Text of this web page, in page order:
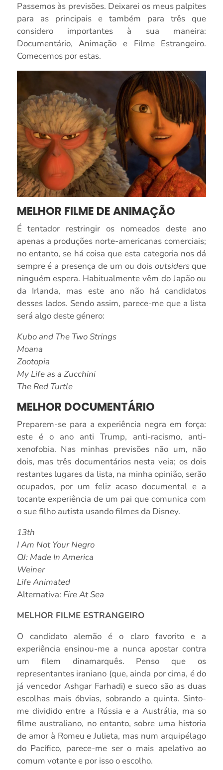
Passemos às previsões. Deixarei os meus palpites
para as principais e também para três que
considero importantes à sua maneira:
Documentário, Animação e Filme Estrangeiro.
Comecemos por estas.
MELHOR FILME DE ANIMAÇÃO
É tentador restringir os nomeados deste ano
apenas a produções norte-americanas comerciais;
no entanto, se há coisa que esta categoria nos dá
sempre é a presença de um ou dois outsidersque
ninguém espera. Habitualmente vêm do Japão ou
da Irlanda, mas este ano não há candidatos
desses lados. Sendo assim, parece-me que a lista
será algo deste género:
Kubo and The Two Strings
Moana
Zootopia
My Life as a Zucchini
The Red Turtle
MELHOR DOCUMENTÁRIO
Preparem-se para a experiência negra em força:
este é o ano anti Trump, anti-racismo, anti-
xenofobia. Nas minhas previsões não um, não
dois, mas três documentários nesta veia; os dois
restantes lugares da lista, na minha opinião, serão
ocupados, por um feliz acaso documental e a
tocante experiência de um pai que comunica com
o sue filho autista usando filmes da Disney.
13th
I Am Not Your Negro
OJ: Made In America
Weiner
Life Animated
Alternativa: Fire At Sea
MELHOR FILME ESTRANGEIRO
O candidato alemão é o claro favorito e a
experiência ensinou-me a nunca apostar contra
um filem dinamarquês. Penso que os
representantes iraniano (que, ainda por cima, é do
já vencedor Ashgar Farhadi) e sueco são as duas
escolhas mais óbvias, sobrando a quinta. Sinto-
me dividido entre a Rússia e a Austrália, ma so
filme australiano, no entanto, sobre uma historia
de amor à Romeu e Julieta, mas num arquipélago
do Pacífico, parece-me ser o mais apelativo ao
comum votante e por isso o escolho.